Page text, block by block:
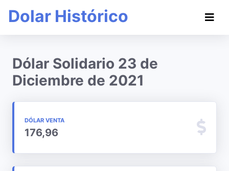
Dolar Histórico
Dólar Solidario 23 de
Diciembre de 2021
DÓLAR VENTA
176,96